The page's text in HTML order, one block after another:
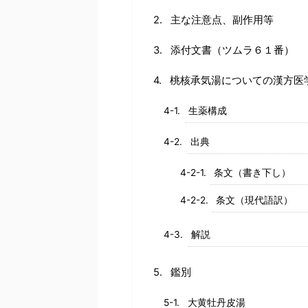
主な注意点、副作用等
添付文書（ツムラ６１番）
桃核承気湯についての漢方医
生薬構成
出典
条文（書き下し）
条文（現代語訳）
解説
鑑別
大黄牡丹皮湯